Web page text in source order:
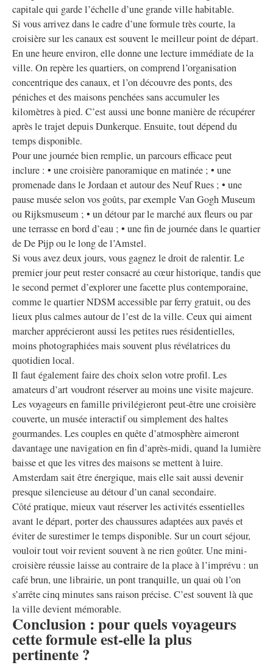
capitale qui garde l’échelle d’une grande ville habitable.
Si vous arrivez dans le cadre d’une formule très courte, la
croisière sur les canaux est souvent le meilleur point de départ.
En une heure environ, elle donne une lecture immédiate de la
ville. On repère les quartiers, on comprend l’organisation
concentrique des canaux, et l’on découvre des ponts, des
péniches et des maisons penchées sans accumuler les
kilomètres à pied. C’est aussi une bonne manière de récupérer
après le trajet depuis Dunkerque. Ensuite, tout dépend du
temps disponible.
Pour une journée bien remplie, un parcours efficace peut
inclure : • une croisière panoramique en matinée ; • une
promenade dans le Jordaan et autour des Neuf Rues ; • une
pause musée selon vos goûts, par exemple Van Gogh Museum
ou Rijksmuseum ; • un détour par le marché aux fleurs ou par
une terrasse en bord d’eau ; • une fin de journée dans le quartier
de De Pijp ou le long de l’Amstel.
Si vous avez deux jours, vous gagnez le droit de ralentir. Le
premier jour peut rester consacré au cœur historique, tandis que
le second permet d’explorer une facette plus contemporaine,
comme le quartier NDSM accessible par ferry gratuit, ou des
lieux plus calmes autour de l’est de la ville. Ceux qui aiment
marcher apprécieront aussi les petites rues résidentielles,
moins photographiées mais souvent plus révélatrices du
quotidien local.
Il faut également faire des choix selon votre profil. Les
amateurs d’art voudront réserver au moins une visite majeure.
Les voyageurs en famille privilégieront peut-être une croisière
couverte, un musée interactif ou simplement des haltes
gourmandes. Les couples en quête d’atmosphère aimeront
davantage une navigation en fin d’après-midi, quand la lumière
baisse et que les vitres des maisons se mettent à luire.
Amsterdam sait être énergique, mais elle sait aussi devenir
presque silencieuse au détour d’un canal secondaire.
Côté pratique, mieux vaut réserver les activités essentielles
avant le départ, porter des chaussures adaptées aux pavés et
éviter de surestimer le temps disponible. Sur un court séjour,
vouloir tout voir revient souvent à ne rien goûter. Une mini-
croisière réussie laisse au contraire de la place à l’imprévu : un
café brun, une librairie, un pont tranquille, un quai où l’on
s’arrête cinq minutes sans raison précise. C’est souvent là que
la ville devient mémorable.
Conclusion : pour quels voyageurs
cette formule est-elle la plus
pertinente ?